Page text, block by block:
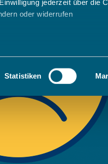
jederzeit über die
oder widerrufen
Merkmalen
Funktionen für
zu analysieren. Außerdem
unsere Partner für soziale
möglicherweise mit
Statistiken